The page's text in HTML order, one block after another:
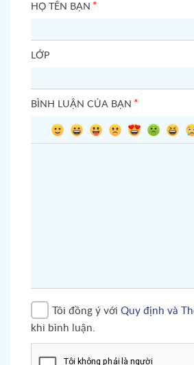
HỌ TÊN BẠN *
LỚP
BÌNH LUẬN CỦA BẠN *
Tôi đồng ý với Quy định và
khi bình luận.